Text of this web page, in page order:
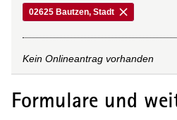
02625 Bautzen, Stadt
Kein Onlineantrag vorhanden
Formulare und